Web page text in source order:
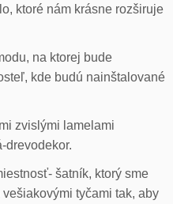
ktoré nám krásne rozširuje
na ktorej bude
kde budú nainštalované
zvislými lamelami
drevodekor.
šatník, ktorý sme
tyčami tak, aby